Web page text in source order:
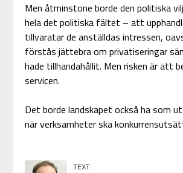
Men åtminstone borde den politiska
hela det politiska fältet – att
tillvaratar de anställdas intressen,
förstås jättebra om privatiseringar
hade tillhandahållit. Men risken är att
servicen.
Det borde landskapet också ha som
när verksamheter ska
TEXT: